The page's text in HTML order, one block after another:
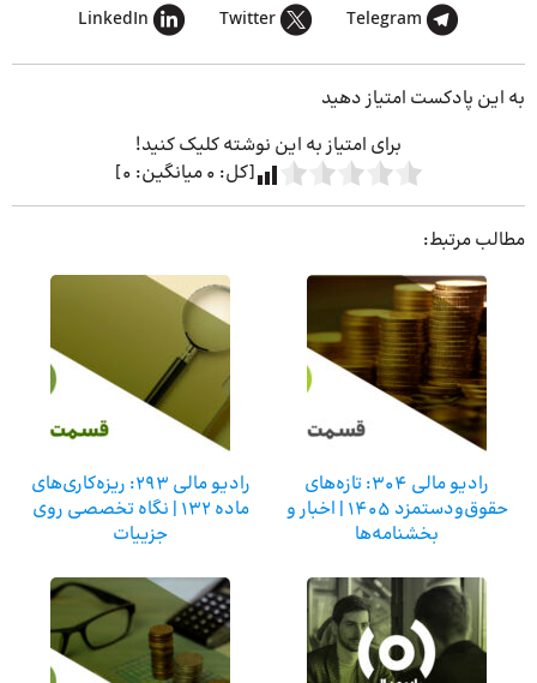
Telegram
Twitter
LinkedIn
به این پادکست امتیاز دهید
برای امتیاز به این نوشته کلیک کنید!
[کل: 0میانگین: 0
]
مطالب مرتبط:
رادیو مالی 304: تازه‌های
حقوق‌ودستمزد 1405 | اخبار و
بخشنامه‌ها
رادیو مالی 293: ریزه‌کاری‌های
ماده 132 | نگاه تخصصی روی
جزییات